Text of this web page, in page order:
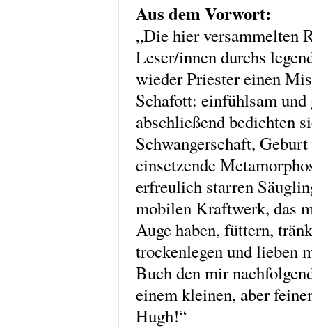
Aus dem Vorwort:
„Die hier versammelten
Leser/innen durchs
wieder Priester einen
Schafott: einfühlsam und
abschließend bedichten
Schwangerschaft,
einsetzende
erfreulich starren
mobilen Kraftwerk, das
Auge haben, füttern,
trockenlegen und lieben
Buch den mir
einem kleinen, aber
Hugh!“